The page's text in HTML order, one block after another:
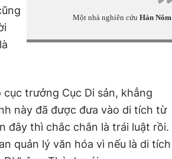
Một nhà nghiên cứu Hán Nôm
trưởng Cục Di sản, khẳng
này đã được đưa vào di tích từ
đây thì chắc chắn là trái luật rồi.
quản lý văn hóa vì nếu là di tích